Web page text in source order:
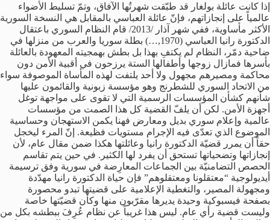
إذا كانت عائلة بولغار قد طبّقت شهرتُها الآفاق، وتمّ تسليط الأضواء
عالمياً على إنجازاتهم، فإنّ عائلة العباسي بالمقابل هي النسخة السورية
الأكثر مأساوية، ففي شهر آذار /2013/ قام النظام السوري باعتقال
الدكتورة رانيا العباسي (1970,…) بطلة سوريا والعرب من منزلها في
ضاحية دمّر، النظام لم يكتفِ بهذا بل بطش بهمجيته المعهودة بالعائلة
بأسرها فمازال زوجها وأطفالها الستة يرزحون في أقبية الأمن دون
محاكمة ومصيرهم مجهول ولا أحد يلتفت لهذه المأساة الموصوفة سواء
من الاتحاد السوري للشطرنج وهو مؤسسة زبونية والقائمون عليها
شأنهم كشأن المؤسسات الرسمية التي لا تقوى على مواجهة توغل
أجهزة الأمن. لكن أن يلفّ القضية كل هذا الصمت من مؤسسات
عالمية وإعلام سوري بديل ومعارض فهنا يكمن الاستهجان وحساسية
الموضوع الذي تعدّى فيه الإجرام مستويات فظيعة. إنّ المرء ليخجل
حقاً أن يمرر قضيّة الدكتورة رانيا وعائلتها هكذا ضمن مقال عام، لأن
إنجازاتها وتضحياتها تستحق أن يفرد لها الكثير. في حين يتم تقاسم
الحصص التضامنيّة بين الجماعات المعارِضة في سورية وفق ترسيمة
أيديولوجية “معتقلونا ومعتقلوهم” فإن حياة الدكتورة رانيا مهدّدة
ومجهولة المصير، والتغطية الإعلامية على قضيتها تبدو محصورة
بصفحة فيسبوكية وحيدة يديرها مقرّبون منها وكأن قضيّتها خاصة
وليست قضية رأي عام. ليس هذا غريباً عن نظام عُرِفَ ببطشه بكل من